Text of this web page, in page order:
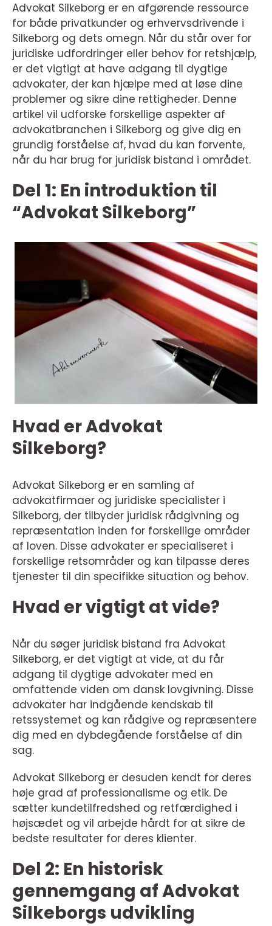
Advokat Silkeborg er en afgørende ressource
for både privatkunder og erhvervsdrivende i
Silkeborg og dets omegn. Når du står over for
juridiske udfordringer eller behov for retshjælp,
er det vigtigt at have adgang til dygtige
advokater, der kan hjælpe med at løse dine
problemer og sikre dine rettigheder. Denne
artikel vil udforske forskellige aspekter af
advokatbranchen i Silkeborg og give dig en
grundig forståelse af, hvad du kan forvente,
når du har brug for juridisk bistand i området.
Del 1: En introduktion til
“Advokat Silkeborg”
Hvad er Advokat
Silkeborg?
Advokat Silkeborg er en samling af
advokatfirmaer og juridiske specialister i
Silkeborg, der tilbyder juridisk rådgivning og
repræsentation inden for forskellige områder
af loven. Disse advokater er specialiseret i
forskellige retsområder og kan tilpasse deres
tjenester til din specifikke situation og behov.
Hvad er vigtigt at vide?
Når du søger juridisk bistand fra Advokat
Silkeborg, er det vigtigt at vide, at du får
adgang til dygtige advokater med en
omfattende viden om dansk lovgivning. Disse
advokater har indgående kendskab til
retssystemet og kan rådgive og repræsentere
dig med en dybdegående forståelse af din
sag.
Advokat Silkeborg er desuden kendt for deres
høje grad af professionalisme og etik. De
sætter kundetilfredshed og retfærdighed i
højsædet og vil arbejde hårdt for at sikre de
bedste resultater for deres klienter.
Del 2: En historisk
gennemgang af Advokat
Silkeborgs udvikling